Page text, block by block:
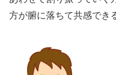
方が腑に落ちて共感でき